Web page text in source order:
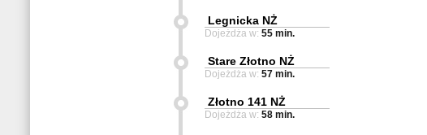
Legnicka NŻ
Dojeżdża w: 55 min.
Stare Złotno NŻ
Dojeżdża w: 57 min.
Złotno 141 NŻ
Dojeżdża w: 58 min.